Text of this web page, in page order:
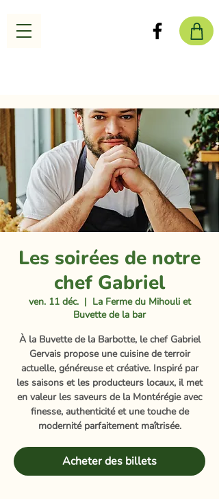
Les soirées de notre
chef Gabriel
ven. 11 déc.
  |
La Ferme du Mihouli et
Buvette de la bar
À la Buvette de la Barbotte, le chef Gabriel
Gervais propose une cuisine de terroir
actuelle, généreuse et créative. Inspiré par
les saisons et les producteurs locaux, il met
en valeur les saveurs de la Montérégie avec
finesse, authenticité et une touche de
modernité parfaitement maîtrisée.
Acheter des billets